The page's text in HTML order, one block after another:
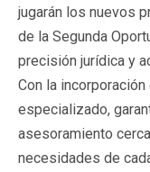
jugarán los nuevos
de la Segunda
precisión jurídica y
Con la
especializado,
asesoramiento
necesidades de